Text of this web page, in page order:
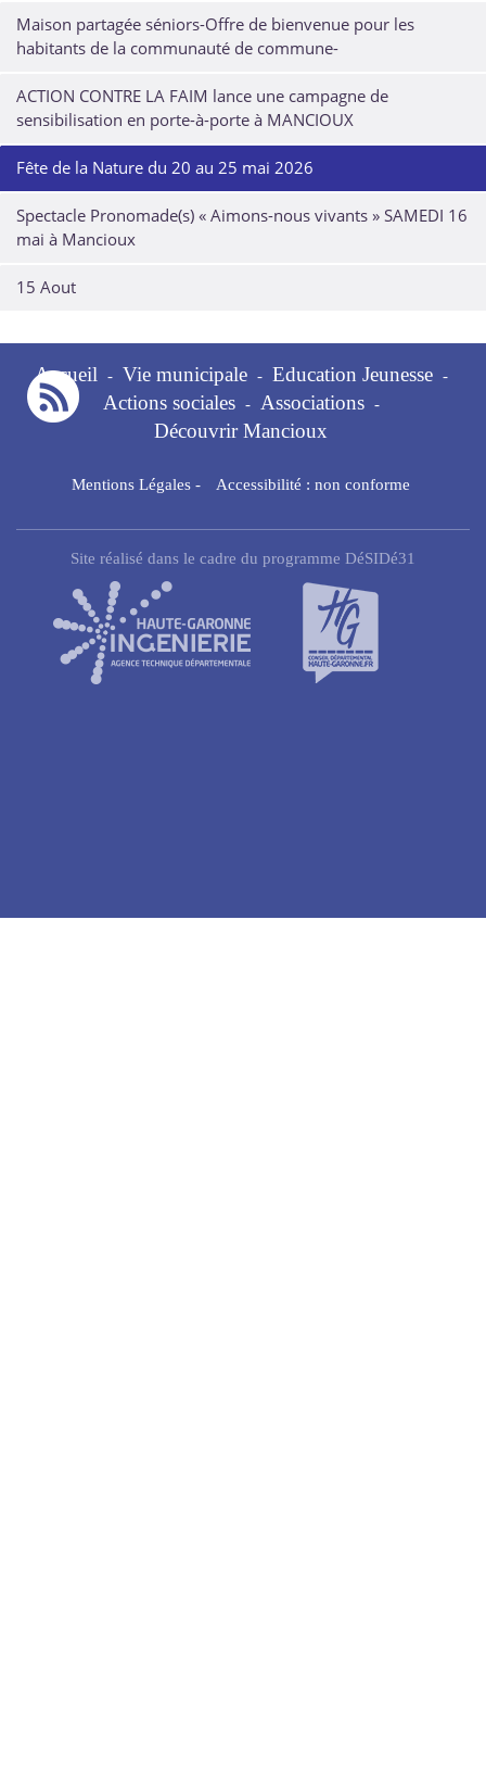
Maison partagée séniors-Offre de bienvenue pour les
habitants de la communauté de commune-
ACTION CONTRE LA FAIM lance une campagne de
sensibilisation en porte-à-porte à MANCIOUX
Fête de la Nature du 20 au 25 mai 2026
Spectacle Pronomade(s) « Aimons-nous vivants » SAMEDI 16
mai à Mancioux
15 Aout
Accueil - Vie municipale - Education Jeunesse -
Actions sociales - Associations -
Découvrir Mancioux
Mentions Légales- Accessibilité : non conforme
Site réalisé dans le cadre du programme DéSIDé31